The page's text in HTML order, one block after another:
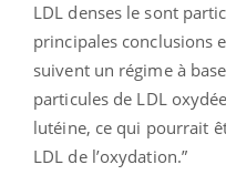
LDL denses le sont
principales conclusions
suivent un régime à
particules de LDL
lutéine, ce qui pourrait
LDL de l’oxydation.”